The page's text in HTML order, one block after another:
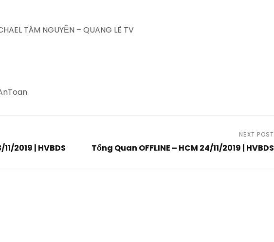
TÂM NGUYỄN – QUANG LÊ TV
2019 | HVBDS
NEXT POST
Tổng Quan OFFLINE – HCM 24/11/2019 | HVBDS